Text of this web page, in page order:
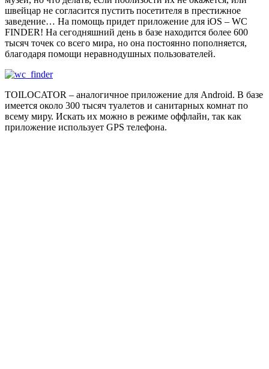
швейцар не согласится пустить посетителя в престижное
заведение… На помощь придет приложение для iOS – WC
FINDER! На сегодняшний день в базе находится более 600
тысяч точек со всего мира, но она постоянно пополняется,
благодаря помощи неравнодушных пользователей.
TOILOCATOR – аналогичное приложение для Android. В базе
имеется около 300 тысяч туалетов и санитарных комнат по
всему миру. Искать их можно в режиме оффлайн, так как
приложение использует GPS телефона.